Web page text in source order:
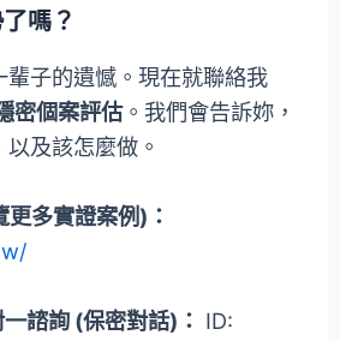
嗎？
輩子的遺憾。現在就聯絡我
密個案評估。我們會告訴妳，
及該怎麼做。
多實證案例)：
諮詢 (保密對話)： ID: